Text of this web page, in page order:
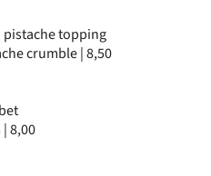
pistache topping
crumble | 8,50
8,00